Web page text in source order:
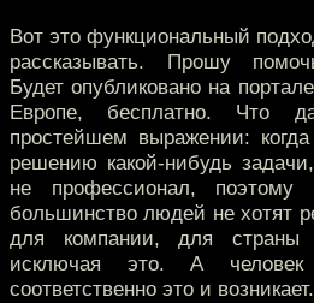
Вот это функциональный
рассказывать. Прошу
Будет опубликовано на
Европе, бесплатно. Что
простейшем выражении: когда
решению какой-нибудь
не профессионал, поэтому
большинство людей не хотят
для компании, для
исключая это. А человек
соответственно это и возникает.